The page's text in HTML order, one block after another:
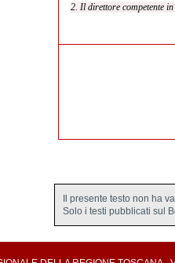
2. Il direttore competente
Il presente testo non ha
Solo i testi pubblicati sul